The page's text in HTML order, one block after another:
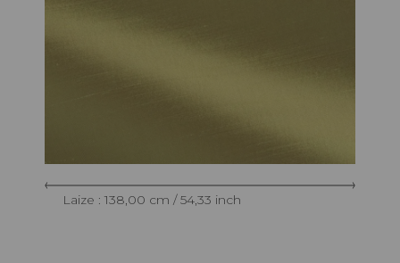
Laize : 138,00 cm / 54,33 inch